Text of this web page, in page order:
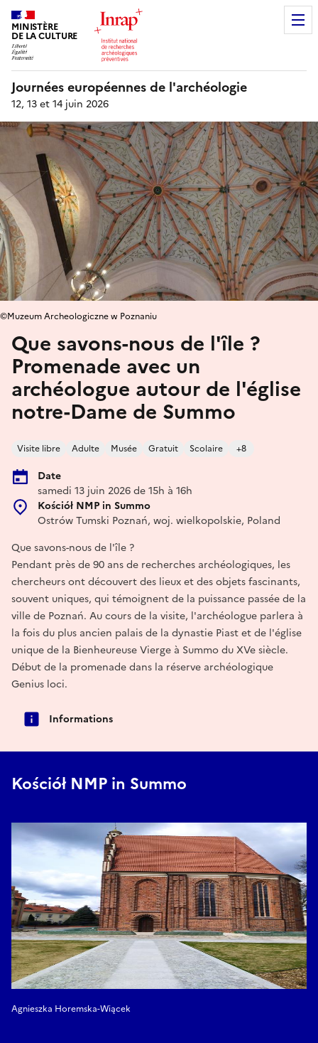
MINISTÈRE
DE LA CULTURE
Journées européennes de l'archéologie
12, 13 et 14 juin 2026
Que savons-nous de l'île ?
Promenade avec un
archéologue autour de l'église
notre-Dame de Summo
Visite libre Adulte Musée Gratuit Scolaire +8
Date
samedi 13 juin 2026 de 15h à 16h
Kościół NMP in Summo
Ostrów Tumski Poznań, woj. wielkopolskie, Poland
©Muzeum Archeologiczne w Poznaniu
Que savons-nous de l'île ?
Pendant près de 90 ans de recherches archéologiques, les
chercheurs ont découvert des lieux et des objets fascinants,
souvent uniques, qui témoignent de la puissance passée de la
ville de Poznań. Au cours de la visite, l'archéologue parlera à
la fois du plus ancien palais de la dynastie Piast et de l'église
unique de la Bienheureuse Vierge à Summo du XVe siècle.
Début de la promenade dans la réserve archéologique
Genius loci.
Informations
Kościół NMP in Summo
Agnieszka Horemska-Wiącek